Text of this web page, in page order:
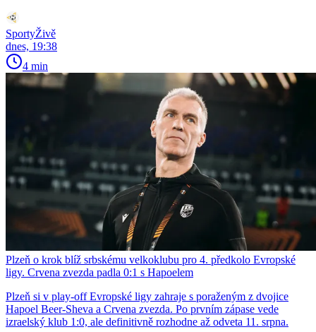
SportyŽivě
dnes, 19:38
4 min
Plzeň o krok blíž srbskému velkoklubu pro 4. předkolo Evropské
ligy. Crvena zvezda padla 0:1 s Hapoelem
Plzeň si v play-off Evropské ligy zahraje s poraženým z dvojice
Hapoel Beer-Sheva a Crvena zvezda. Po prvním zápase vede
izraelský klub 1:0, ale definitivně rozhodne až odveta 11. srpna.